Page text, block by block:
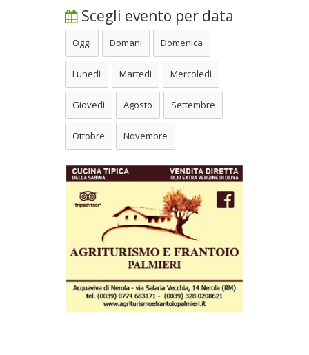
Scegli evento per data
Oggi Domani Domenica
Lunedì Martedì Mercoledì
Giovedì Agosto Settembre
Ottobre Novembre